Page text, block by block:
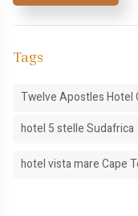
Tags
Twelve Apostles Hotel
hotel 5 stelle Sudafrica
hotel vista mare Cape